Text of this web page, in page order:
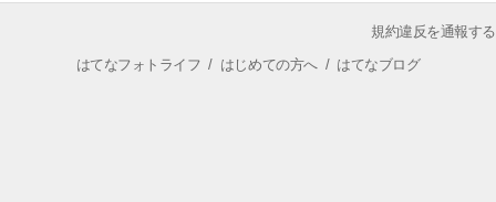
規約違反を通報する
はてなフォトライフ / はじめての方へ/ はてなブログ